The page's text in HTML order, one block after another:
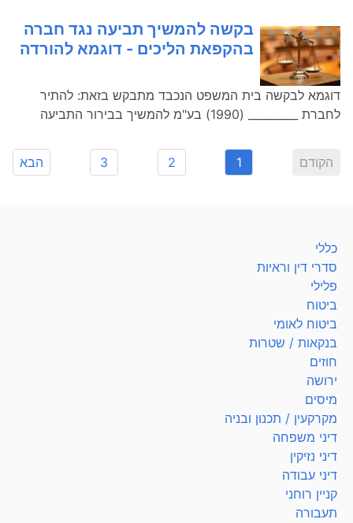
בקשה להמשיך תביעה נגד חברה
בהקפאת הליכים - דוגמא להורדה
דוגמא לבקשה בית המשפט הנכבד מתבקש בזאת: להתיר
לחברת _________ (1990) בע"מ להמשיך בבירור התביעה
הקודם 1
2
3 הבא
כללי
סדרי דין וראיות
פלילי
ביטוח
ביטוח לאומי
בנקאות / שטרות
חוזים
ירושה
מיסים
מקרקעין / תכנון ובניה
דיני משפחה
דיני נזיקין
דיני עבודה
קניין רוחני
תעבורה